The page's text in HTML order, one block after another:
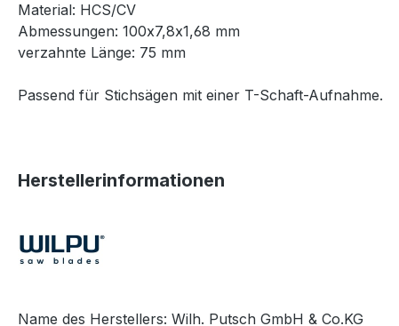
Material: HCS/CV
Abmessungen: 100x7,8x1,68 mm
verzahnte Länge: 75 mm
Passend für Stichsägen mit einer T-Schaft-Aufnahme.
Herstellerinformationen
Name des Herstellers: Wilh. Putsch GmbH & Co.KG